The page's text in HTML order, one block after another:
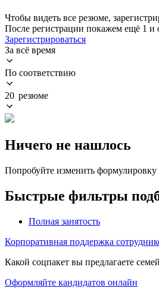
Чтобы видеть все резюме,
После регистрации покажем ещё 1 и
Зарегистрироваться
За всё время
По соответствию
20 резюме
Ничего не нашлось
Попробуйте изменить
Быстрые фильтры
Полная занятость
Корпоративная поддержка
Какой соцпакет вы предлагаете
Оформляйте кандидатов онлайн